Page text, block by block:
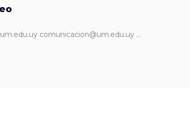
comunicacion@um.edu.uy